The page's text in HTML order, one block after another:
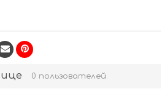
0 пользователей